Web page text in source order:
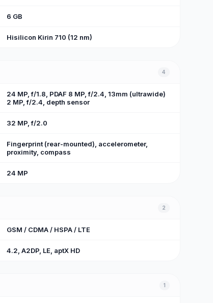
6 GB
Hisilicon Kirin 710 (12 nm)
4
24 MP, f/1.8, PDAF 8 MP, f/2.4, 13mm (ultrawide)
2 MP, f/2.4, depth sensor
32 MP, f/2.0
Fingerprint (rear-mounted), accelerometer,
proximity, compass
24 MP
2
GSM / CDMA / HSPA / LTE
4.2, A2DP, LE, aptX HD
1